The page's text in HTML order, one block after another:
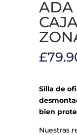
ADA
£
Silla de
bien
Nuestras